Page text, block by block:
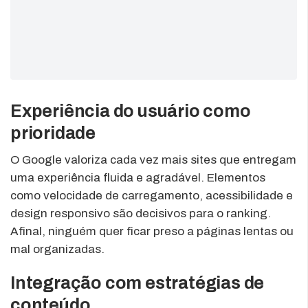
Experiência do usuário como
prioridade
O Google valoriza cada vez mais sites que entregam
uma experiência fluida e agradável. Elementos
como velocidade de carregamento, acessibilidade e
design responsivo são decisivos para o ranking.
Afinal, ninguém quer ficar preso a páginas lentas ou
mal organizadas.
Integração com estratégias de